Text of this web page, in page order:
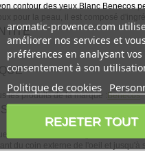
contour des yeux Blanc Benecos
pour la peau, il est composé
les produits de la marque : Benecos
délicatement le long des cils
du coin externe de l'oeil et jusqu'à
aromatic-provence.com
améliorer nos services et
préférences en analysant
consentement à son
Politique de cookies
REJETER TOUT